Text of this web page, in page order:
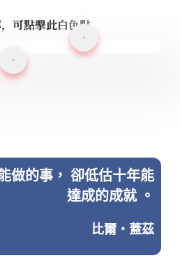
可點擊此白色點
做的事， 卻低估十年能
達成的成就 。
比爾‧蓋茲